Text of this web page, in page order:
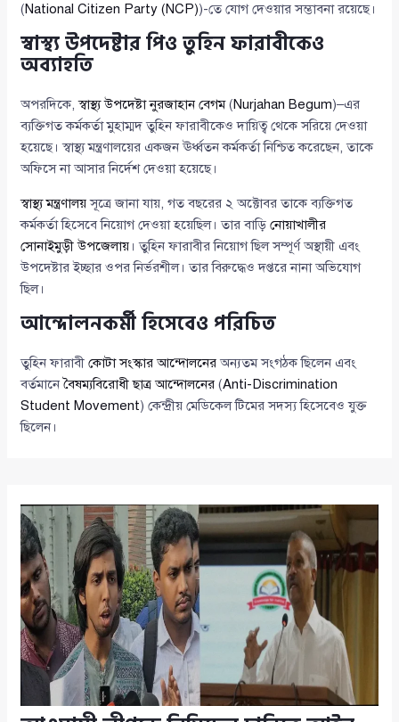
(National Citizen Party (NCP))-তে যোগ দেওয়ার সম্ভাবনা রয়েছে।
স্বাস্থ্য উপদেষ্টার পিও তুহিন ফারাবীকেও
অব্যাহতি
অপরদিকে,স্বাস্থ্য উপদেষ্টা নুরজাহান বেগম(Nurjahan Begum)–এর
ব্যক্তিগত কর্মকর্তা মুহাম্মদ তুহিন ফারাবীকেও দায়িত্ব থেকে সরিয়ে দেওয়া
হয়েছে। স্বাস্থ্য মন্ত্রণালয়ের একজন ঊর্ধ্বতন কর্মকর্তা নিশ্চিত করেছেন, তাকে
অফিসে না আসার নির্দেশ দেওয়া হয়েছে।
স্বাস্থ্য মন্ত্রণালয়সূত্রে জানা যায়, গত বছরের ২ অক্টোবর তাকে ব্যক্তিগত
কর্মকর্তা হিসেবে নিয়োগ দেওয়া হয়েছিল। তার বাড়িনোয়াখালীর
সোনাইমুড়ী উপজেলায় । তুহিন ফারাবীর নিয়োগ ছিল সম্পূর্ণ অস্থায়ী এবং
উপদেষ্টার ইচ্ছার ওপর নির্ভরশীল। তার বিরুদ্ধেও দপ্তরে নানা অভিযোগ
ছিল।
আন্দোলনকর্মী হিসেবেও পরিচিত
তুহিন ফারাবীকোটা সংস্কার আন্দোলনেরঅন্যতম সংগঠক ছিলেন এবং
বর্তমানেবৈষম্যবিরোধী ছাত্র আন্দোলনের (Anti-Discrimination
Student Movement) কেন্দ্রীয় মেডিকেল টিমের সদস্য হিসেবেও যুক্ত
ছিলেন।